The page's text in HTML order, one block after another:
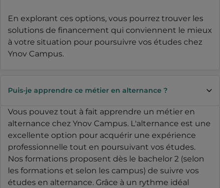
En explorant ces options, vous pourrez trouver les
solutions de financement qui conviennent le mieux
à votre situation pour poursuivre vos études chez
Ynov Campus.
Puis-je apprendre ce métier en alternance ?
Vous pouvez tout à fait apprendre un métier en
alternance chez Ynov Campus. L'alternance est une
excellente option pour acquérir une expérience
professionnelle tout en poursuivant vos études.
Nos formations proposent dès le bachelor 2 (selon
les formations et selon les campus) de suivre vos
études en alternance. Grâce à un rythme idéal